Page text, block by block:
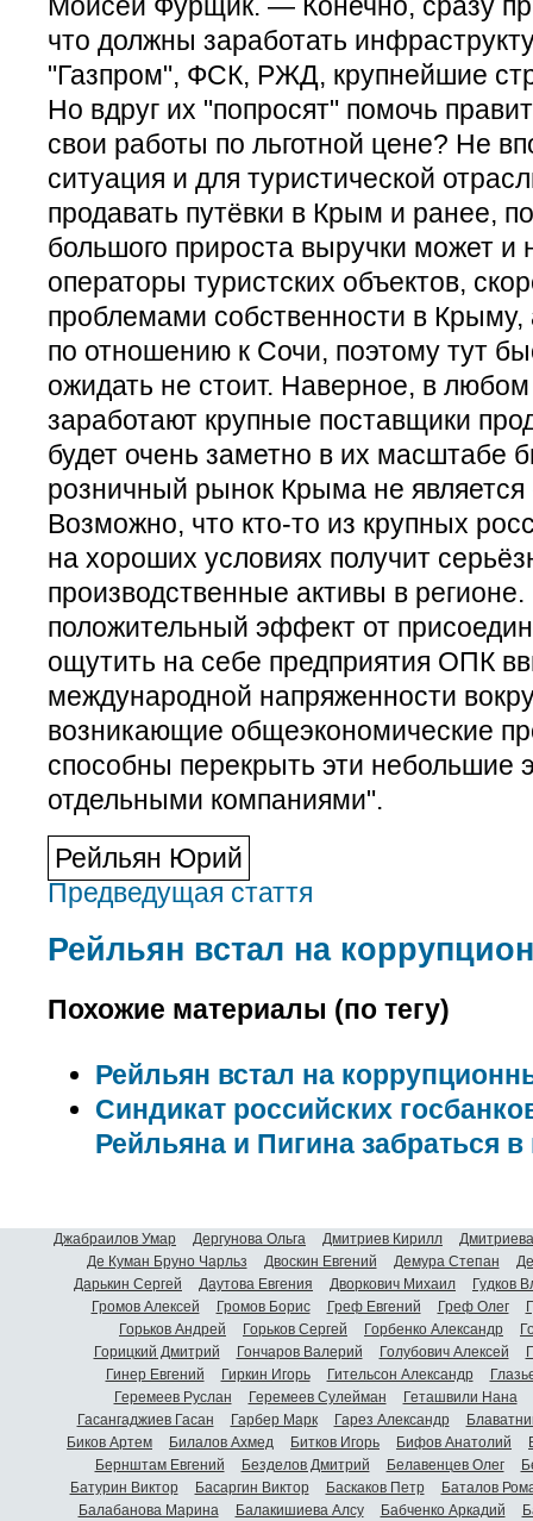
что должны заработать
"Газпром", ФСК, РЖД, крупнейшие
Но вдруг их "попросят" помочь
свои работы по льготной цене? Не
ситуация и для туристической
продавать путёвки в Крым и ранее,
большого прироста выручки может
операторы туристских объектов,
проблемами собственности в Крыму,
по отношению к Сочи, поэтому тут
ожидать не стоит. Наверное, в
заработают крупные поставщики
будет очень заметно в их масштабе
розничный рынок Крыма не
Возможно, что кто-то из крупных
на хороших условиях получит
производственные активы в
положительный эффект от
ощутить на себе предприятия ОПК
международной напряженности
возникающие общеэкономические
способны перекрыть эти
отдельными компаниями".
Рейльян Юрий
Предведущая стаття
Рейльян встал на
Похожие материалы (по тегу)
Рейльян встал на
Синдикат российских
Рейльяна и Пигина забраться
Джабраилов Умар Дергунова Ольга Дмитриев Кирилл
Де Куман Бруно Чарльз
Двоскин Евгений Демура Степан
Дарькин Сергей
Даутова Евгения Дворкович Михаил
Гудков
Громов Алексей
Громов Борис Греф Евгений Греф Олег
Горьков Андрей
Горьков Сергей Горбенко Александр
Горицкий Дмитрий
Гончаров Валерий Голубович Алексей
Гинер Евгений
Гиркин Игорь Гительсон Александр
Геремеев Руслан
Геремеев Сулейман
Геташвили Нана
Гасангаджиев Гасан
Гарбер Марк Гарез Александр
Биков Артем
Билалов Ахмед Битков Игорь Бифов Анатолий
Бернштам Евгений
Безделов Дмитрий Белавенцев Олег
Батурин Виктор
Басаргин Виктор Баскаков Петр
Баталов
Балабанова Марина
Балакишиева Алсу Бабченко Аркадий